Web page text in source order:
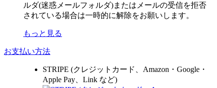
ルダ(迷惑メールフォルダ)またはメールの受信を拒否
されている場合は一時的に解除をお願いします。
もっと見る
お支払い方法
STRIPE (クレジットカード、Amazon・Google・
Apple Pay、Link など)